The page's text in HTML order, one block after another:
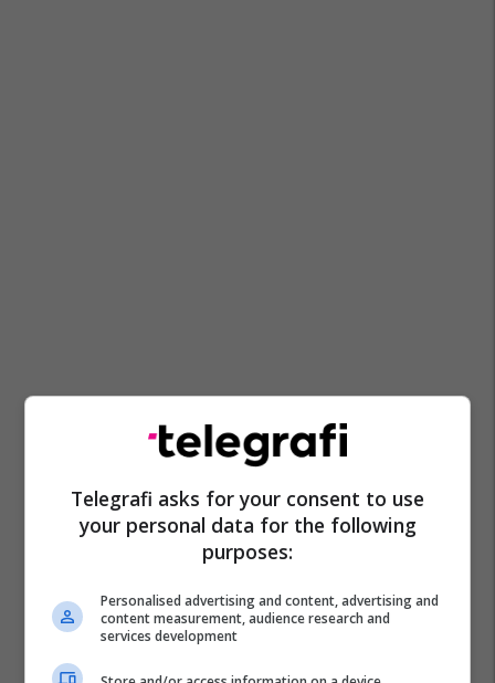
Nk Osijek Shqiptarët Nëpër Botë Eros Grezda
Telegrafi asks for your consent to use
your personal data for the following
purposes:
Personalised advertising and content, advertising and
content measurement, audience research and
services development